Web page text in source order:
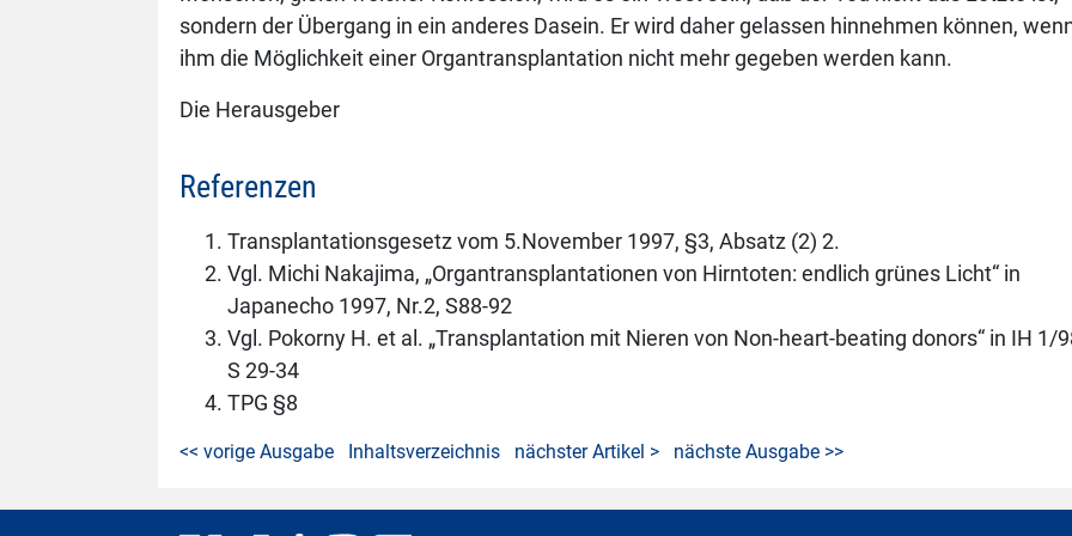
sondern der Übergang in ein anderes Dasein. Er wird daher gelassen hinnehmen können,
ihm die Möglichkeit einer Organtransplantation nicht mehr gegeben werden kann.
Die Herausgeber
Referenzen
Transplantationsgesetz vom 5.November 1997, §3, Absatz (2) 2.
Vgl. Michi Nakajima, „Organtransplantationen von Hirntoten: endlich grünes Licht“ in
Japanecho 1997, Nr.2, S88-92
Vgl. Pokorny H. et al. „Transplantation mit Nieren von Non-heart-beating donors“ in IH 1/
S 29-34
TPG §8
<< vorige Ausgabe Inhaltsverzeichnis nächster Artikel > nächste Ausgabe >>